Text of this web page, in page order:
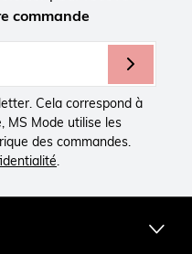
commande
Cela correspond à
MS Mode utilise les
des commandes.
.